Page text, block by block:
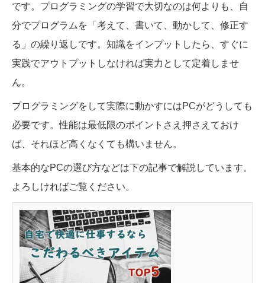
です。プログラミングの学習で大切なのは何よりも、自
分でプログラムを「考えて、書いて、動かして、修正す
る」の繰り返しです。知識をインプットしたら、すぐに
実践でアウトプットしなければ実力として定着しませ
ん。
プログラミングをして実際に動かすにはPCがどうしても
必要です。性能は最低限のポイントさえ押さえておけ
ば、それほど高くなくても構いません。
基本的なPCの選び方などは下の記事で解説しています。
よろしければご覧ください。